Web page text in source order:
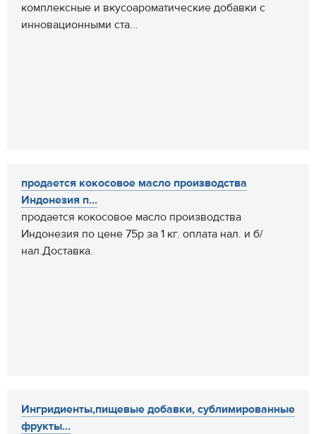
комплексные и вкусоароматические добавки с
инновационными ста...
продается кокосовое масло производства
Индонезия п...
продается кокосовое масло производства
Индонезия по цене 75р за 1 кг. оплата нал. и б/
нал.Доставка.
Ингридиенты,пищевые добавки, сублимированные
фрукты...